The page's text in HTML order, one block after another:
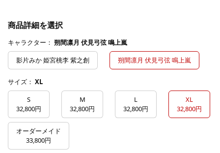
商品詳細を選択
キャラクター： 朔間凛月 伏見弓弦 鳴上嵐
影片みか 姫宮桃李 紫之創
朔間凛月 伏見弓弦 鳴上嵐
サイズ： XL
S
32,800円
M
32,800円
L
32,800円
XL
32,800円
オーダーメイド
33,800円